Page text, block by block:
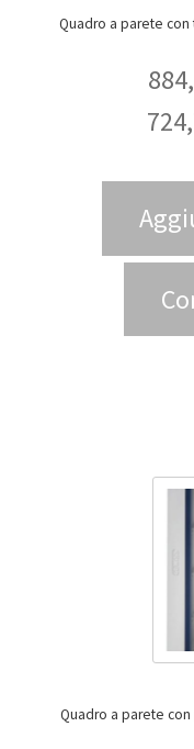
Quadro a parete con
Quadro a parete con